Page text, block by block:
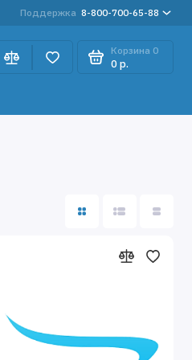
Поддержка 8-800-700-65-88
Корзина 0
0 р.